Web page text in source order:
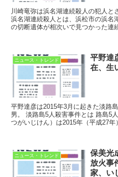
川崎竜弥は浜名湖連続殺人の犯人と
浜名湖連続殺人とは、浜松市の浜名
の切断遺体が相次いで見つかった連続殺人事件。
ニュース・トレンド
平野達
在、生
平野達彦は2015年3月に起きた淡路
男。 淡路島5人殺害事件とは 路島5
つがいじけん）は2015年（平成27年
ニュース・トレンド
保美光
放火事
家、い